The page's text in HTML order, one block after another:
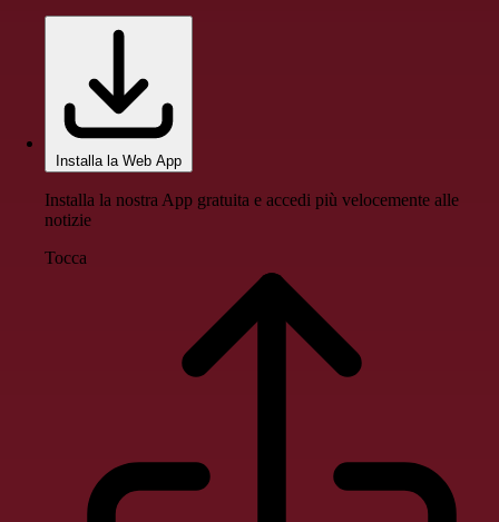
Installa la Web App
Installa la nostra App gratuita e accedi più velocemente alle
notizie
Tocca